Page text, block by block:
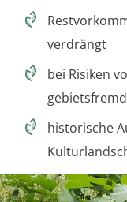
verdrängt
bei Risiken
historische